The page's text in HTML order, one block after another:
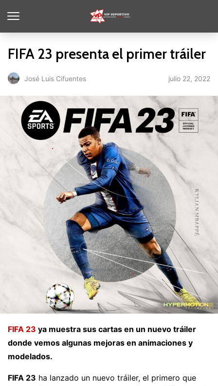
FIFA 23 presenta el primer tráiler
José Luis Cifuentes julio 22, 2022
FIFA 23 ya muestra sus cartas en un nuevo tráiler
donde vemos algunas mejoras en animaciones y
modelados.
FIFA 23 ha lanzado un nuevo tráiler, el primero que